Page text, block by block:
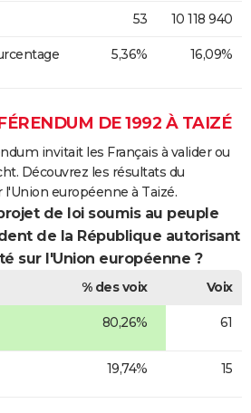
53 10 118 940
5,36% 16,09%
DE 1992 À TAIZÉ
invitait les Français à valider ou
Découvrez les résultats du
européenne à Taizé.
de loi soumis au peuple
de la République autorisant
sur l'Union européenne ?
% des voix
Voix
80,26% 61
19,74% 15